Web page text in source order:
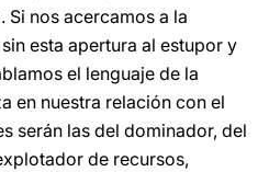
nos acercamos a la
esta apertura al estupor y
el lenguaje de la
en nuestra relación con el
serán las del dominador, del
de recursos,